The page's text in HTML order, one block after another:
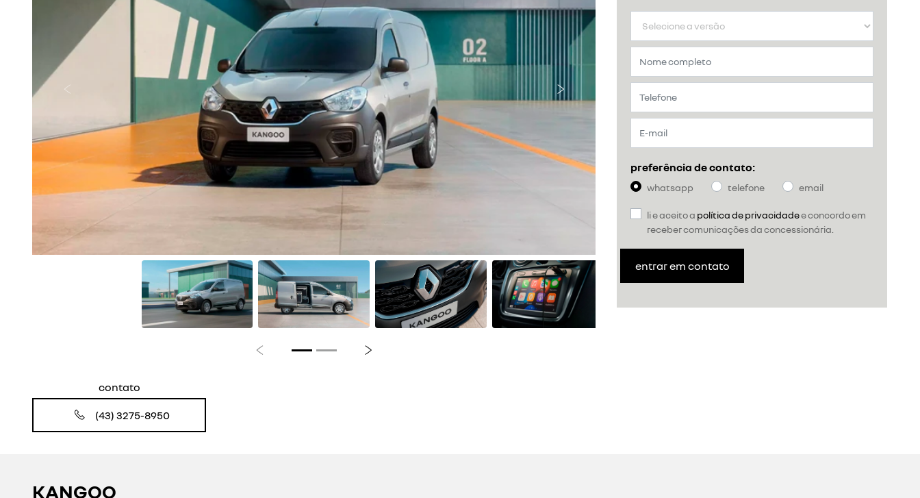
preferência de contato:
whatsapp telefone email
li e aceito a política de privacidadee concordo em
receber comunicações da concessionária.
entrar em contato
Anterior Próximo
Anterior Próximo
contato
(43) 3275-8950
KANGOO